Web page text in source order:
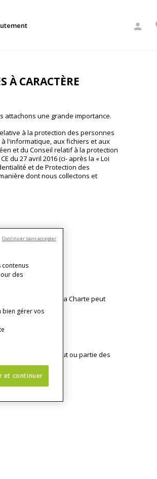
À CARACTÈRE
attachons une grande importance.
à la protection des personnes
l'informatique, aux fichiers et aux
et du Conseil relatif à la protection
du 27 avril 2016 (ci- après la « Loi
et de Protection des
dont nous collectons et
locale l’exige, la Charte peut
et de traiter tout ou partie des
des
bien gérer vos
et continuer
Continuer sans accepter